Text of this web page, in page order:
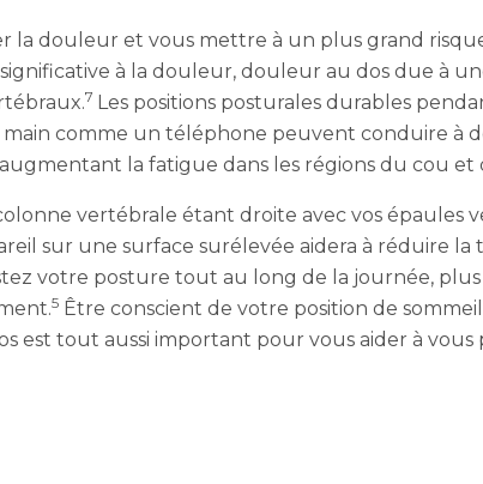
la douleur et vous mettre à un plus grand
à la douleur, douleur au dos due à
7 Les positions posturales durables
comme un téléphone peuvent conduire à
la fatigue dans les régions du cou et
vertébrale étant droite avec vos épaules
sur une surface surélevée aidera à réduire la
votre posture tout au long de la journée, plus
5 Être conscient de votre position de
est tout aussi important pour vous aider à vous